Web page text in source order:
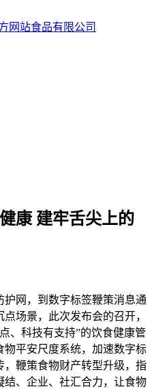
康 建牢舌尖上的
网，到数字标签鞭策消息通
场景，此次发布会的召开，
、科技有支持”的饮食健康管
平安尺度系统，加速数字标
鞭策食物财产转型升级，指
、企业、社汇合力，让食物